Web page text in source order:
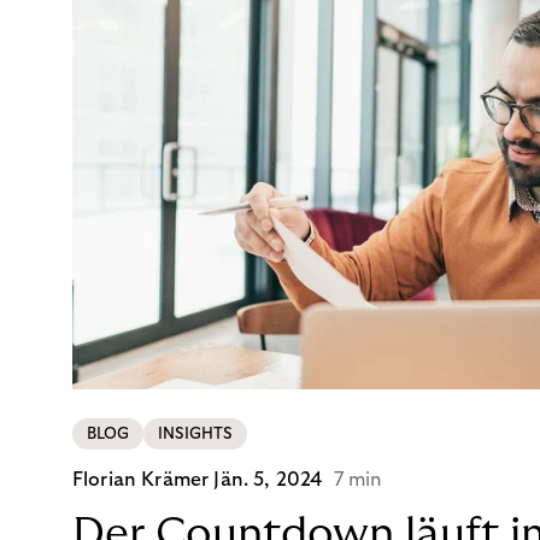
BLOG INSIGHTS
Florian Krämer Jän. 5, 2024 7 min